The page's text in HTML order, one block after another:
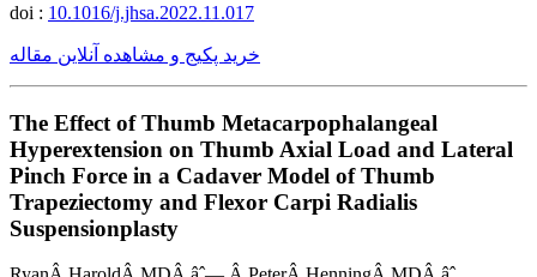
doi : 10.1016/j.jhsa.2022.11.017
خرید پکیج و مشاهده آنلاین مقاله
The Effect of Thumb Metacarpophalangeal
Hyperextension on Thumb Axial Load and Lateral
Pinch Force in a Cadaver Model of Thumb
Trapeziectomy and Flexor Carpi Radialis
Suspensionplasty